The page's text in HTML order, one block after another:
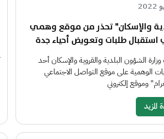
والإسكان" تحذر من موقع وهمي
استقبال طلبات وتعويض أحياء جدة
الشؤون البلدية والقروية والإسكان أحد
الوهمية على موقع التواصل الاجتماعي
وموقع إلكتروني
المزيد